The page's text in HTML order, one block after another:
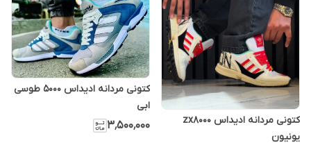
کتونی مردانه ادیداس zx8000
یونیون
کتونی مردانه ادیداس 5000 طوسی
ابی
۳٬۵۰۰٬۰۰۰